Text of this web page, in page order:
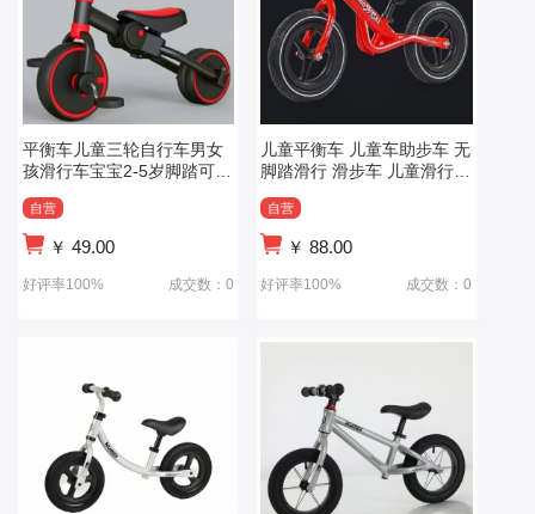
平衡车儿童三轮自行车男女
孩滑行车宝宝2-5岁脚踏可拆
自营
￥ 49.00
好评率100% 成交数：0
儿童平衡车 儿童车助步车 无
脚踏滑行 滑步车 儿童滑行车
自营
￥88.00
好评率100% 成交数：0